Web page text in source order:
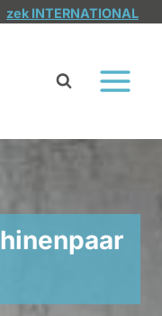
zek INTERNATIONAL